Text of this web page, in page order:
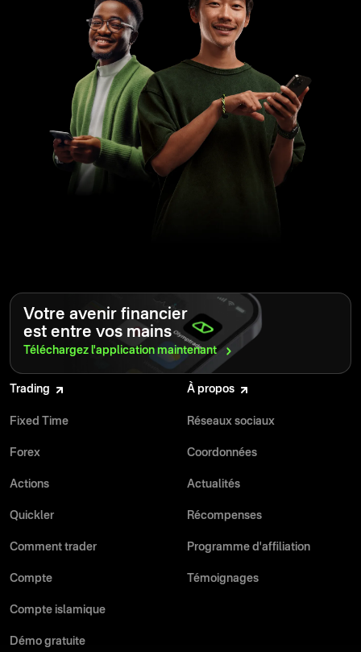
Votre avenir financier
est entre vos mains
Téléchargez l'applicationmaintenant
Trading
Fixed Time
Forex
Actions
Quickler
Comment trader
Compte
Compte islamique
Démo gratuite
À propos
Réseaux sociaux
Coordonnées
Actualités
Récompenses
Programme d'affiliation
Témoignages